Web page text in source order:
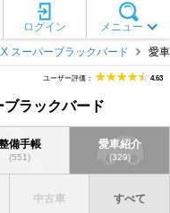
メニュー
ログイン
スーパーブラックバード 愛
ラックバード
ユーザー評価： 4.63
備手帳
(551)
愛車紹介
(329)
中古車 すべて